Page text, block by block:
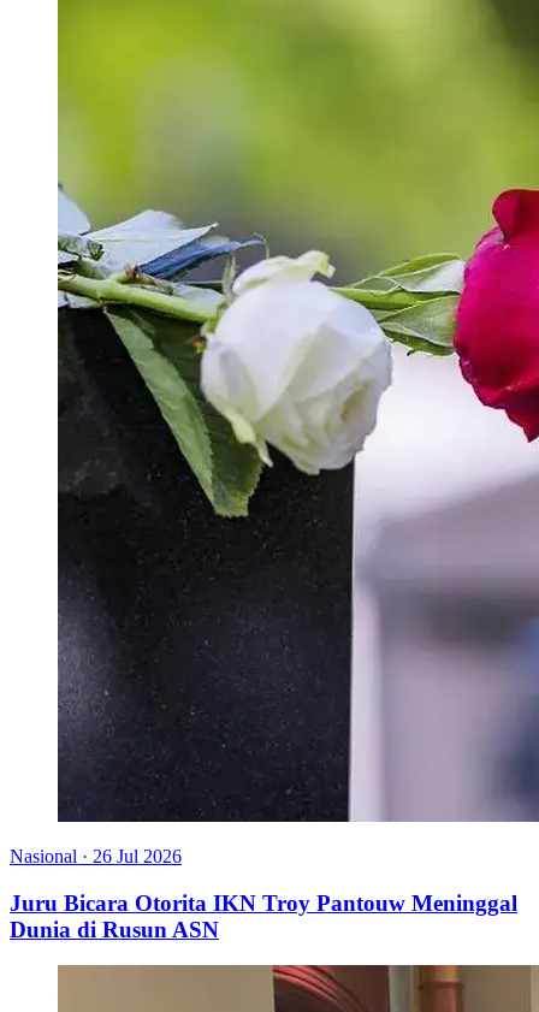
Nasional · 26 Jul 2026
Juru Bicara Otorita IKN Troy Pantouw Meninggal
Dunia di Rusun ASN